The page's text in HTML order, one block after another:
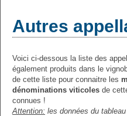
Autres
Voici ci-dessous la liste des
également produits dans le
de cette liste pour connaitre les
dénominations viticoles de
connues !
Attention: les données du